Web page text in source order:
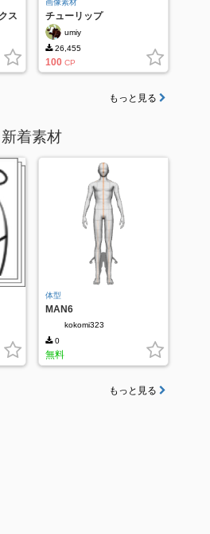
ス
画像素材
チューリップ
umiy
26,455
100 CP
もっと見る
新着素材
体型
MAN6
kokomi323
0
無料
もっと見る